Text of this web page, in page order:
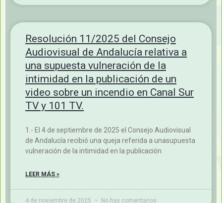
9 de febrero de 2026 No hay comentarios
Resolución 11/2025 del Consejo
Audiovisual de Andalucía relativa a
una supuesta vulneración de la
intimidad en la publicación de un
video sobre un incendio en Canal Sur
1.- El 4 de septiembre de 2025 el Consejo Audiovisual
de Andalucía recibió una queja referida a unasupuesta